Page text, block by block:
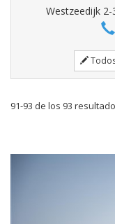
Westzeedijk
91-93 de los 93